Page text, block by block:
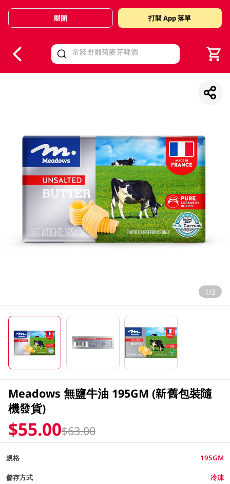
Valid Until 30 June 2026
關閉 打開 App 落單
1/3
Meadows 無鹽牛油 195GM (新舊包裝隨
機發貨)
$55.00$63.00
規格 195GM
儲存方式 冷凍